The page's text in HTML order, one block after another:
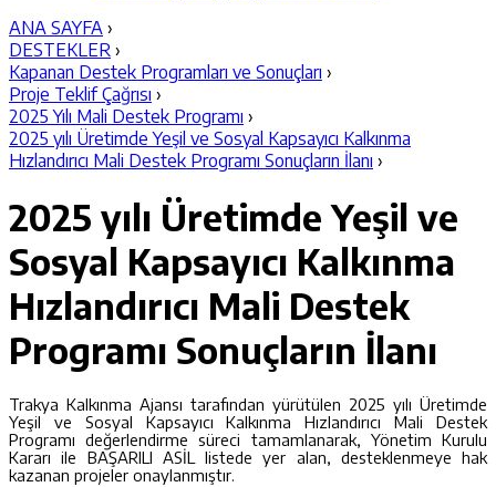
ANA SAYFA ›
DESTEKLER ›
Kapanan Destek Programları ve Sonuçları ›
Proje Teklif Çağrısı ›
2025 Yılı Mali Destek Programı ›
2025 yılı Üretimde Yeşil ve Sosyal Kapsayıcı Kalkınma
Hızlandırıcı Mali Destek Programı Sonuçların İlanı ›
2025 yılı Üretimde Yeşil ve
Sosyal Kapsayıcı Kalkınma
Hızlandırıcı Mali Destek
Programı Sonuçların İlanı
Trakya Kalkınma Ajansı tarafından yürütülen 2025 yılı Üretimde
Yeşil ve Sosyal Kapsayıcı Kalkınma Hızlandırıcı Mali Destek
Programı değerlendirme süreci tamamlanarak, Yönetim Kurulu
Kararı ile BAŞARILI ASİL listede yer alan, desteklenmeye hak
kazanan projeler onaylanmıştır.